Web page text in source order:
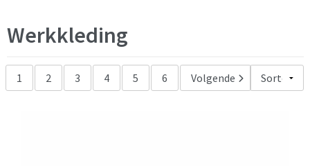
zwart (256)
Werkkleding
1 2 3 4 5 6 Volgende